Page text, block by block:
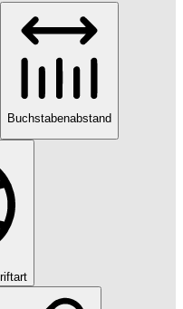
Buchstabenabstand